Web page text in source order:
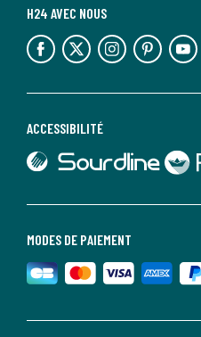
MODES DE PAIEMENT
ACCESSIBILITÉ
lien vers Sourdline
lien vers Faciliti
H24 AVEC NOUS
lien vers l'espace réseaux sociaux lien vers l'espace réseaux sociaux lien vers l'espace réseaux sociaux lien vers l'espace réseaux sociaux lien vers l'espace réseaux sociaux